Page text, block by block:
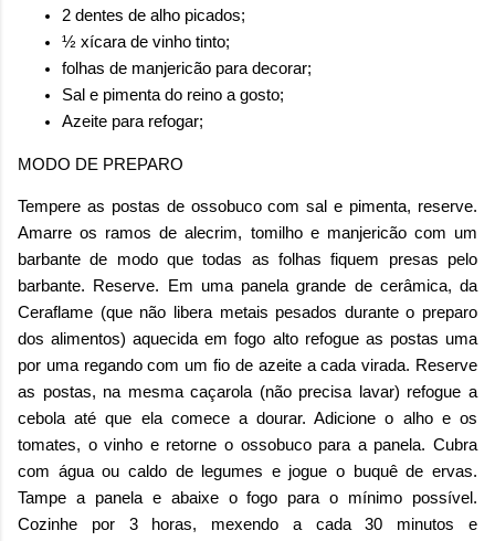
2 dentes de alho picados;
½ xícara de vinho tinto;
folhas de manjericão para decorar;
Sal e pimenta do reino a gosto;
Azeite para refogar;
MODO DE PREPARO
Tempere as postas de ossobuco com sal e pimenta, reserve.
Amarre os ramos de alecrim, tomilho e manjericão com um
barbante de modo que todas as folhas fiquem presas pelo
barbante. Reserve. Em uma panela grande de cerâmica, da
Ceraflame (que não libera metais pesados durante o preparo
dos alimentos) aquecida em fogo alto refogue as postas uma
por uma regando com um fio de azeite a cada virada. Reserve
as postas, na mesma caçarola (não precisa lavar) refogue a
cebola até que ela comece a dourar. Adicione o alho e os
tomates, o vinho e retorne o ossobuco para a panela. Cubra
com água ou caldo de legumes e jogue o buquê de ervas.
Tampe a panela e abaixe o fogo para o mínimo possível.
Cozinhe por 3 horas, mexendo a cada 30 minutos e